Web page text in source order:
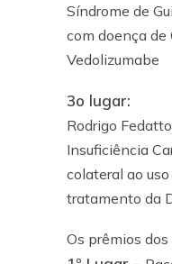
Síndrome de
com doença
Vedolizumabe
3o lugar:
Rodrigo
Insuficiência
colateral ao
tratamento da
Os prêmios